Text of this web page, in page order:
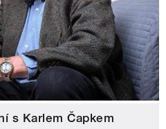
s Karlem Čapkem